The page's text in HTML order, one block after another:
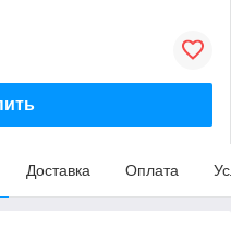
Доставка Оплата